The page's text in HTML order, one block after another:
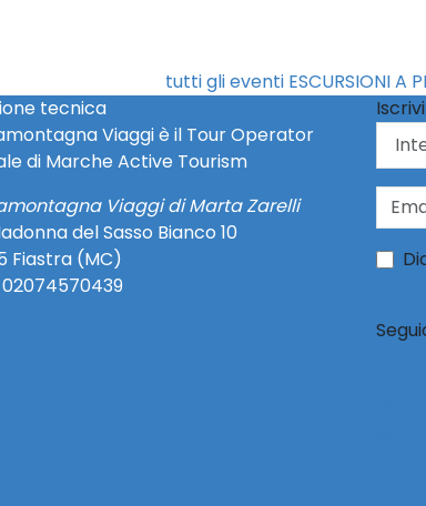
tutti gli eventi ESCURSIONI A
tecnica
Viaggi è il Tour Operator
di Marche Active Tourism
Viaggi di Marta Zarelli
del Sasso Bianco 10
Fiastra (MC)
02074570439